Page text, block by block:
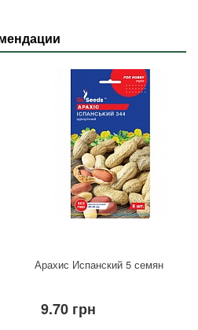
Арахис Испанский 5 семян
9.70 грн